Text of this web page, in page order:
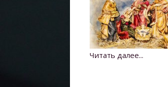
Читать далее...